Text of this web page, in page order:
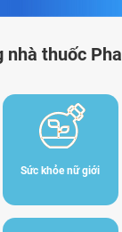
nhà thuốc
Sức khỏe nữ giới